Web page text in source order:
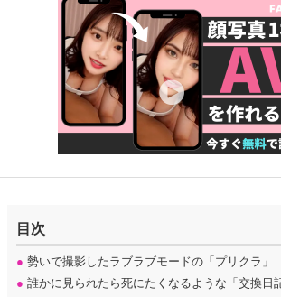
目次
● 勢いで撮影したラブラブモードの「プリクラ」
● 誰かに見られたら死にたくなるような「交換日